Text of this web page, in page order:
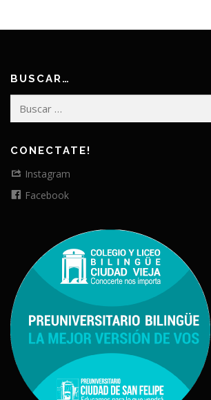
BUSCAR…
CONECTATE!
Instagram
Facebook